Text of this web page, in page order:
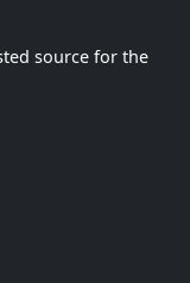
source for the